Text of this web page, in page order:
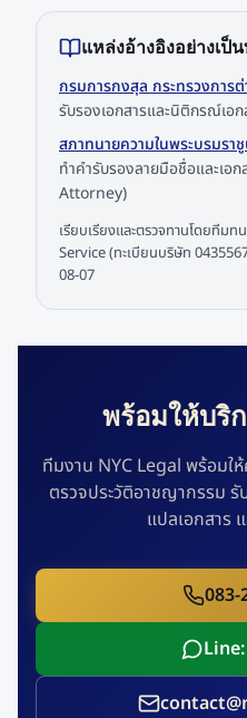
แหล่งอ้างอิงอย่างเป็
กรมการกงสุล กระทรวงการต่
รับรองเอกสารและนิติกรณ์เอก
สภาทนายความในพระบรมรา
ทำคำรับรองลายมือชื่อและเอ
Attorney)
เรียบเรียงและตรวจทานโดยทีม
Service (ทะเบียนบริษัท
08-07
พร้อมให้บริ
ทีมงาน NYC Legal พร้อมใ
ตรวจประวัติอาชญากรรม
แปลเอกสาร
083-